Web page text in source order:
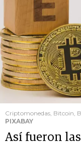
Criptomonedas, Bitcoin,
PIXABAY
Así fueron